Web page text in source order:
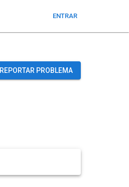
ENTRAR
REPORTAR PROBLEMA